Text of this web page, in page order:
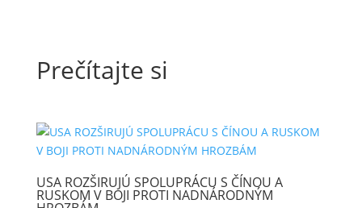
Prečítajte si
USA ROZŠIRUJÚ SPOLUPRÁCU S ČÍNOU A
RUSKOM V BOJI PROTI NADNÁRODNÝM